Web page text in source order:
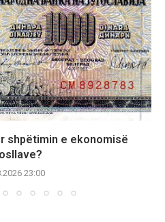
shpëtimin e ekonomisë
23:00